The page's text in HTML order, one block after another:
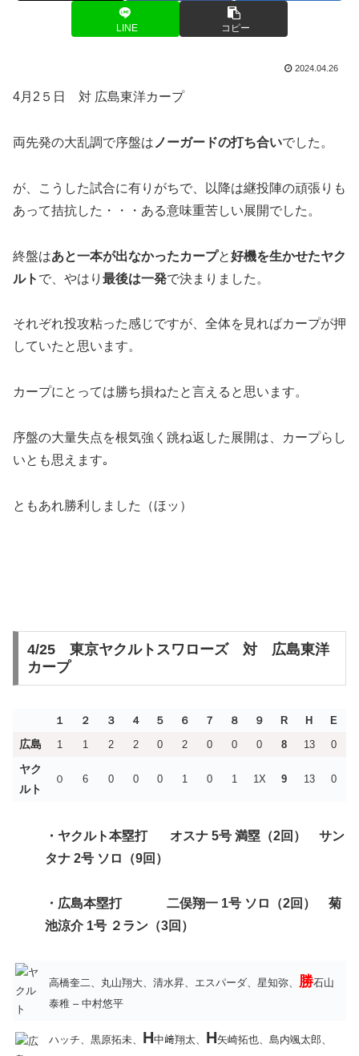
LINE コピー
2024.04.26
4月2５日 対 広島東洋カープ
両先発の大乱調で序盤は ノーガードの打ち合いでした。
が、こうした試合に有りがちで、以降は継投陣の頑張りも
あって拮抗した・・・ある意味重苦しい展開でした。
終盤はあと一本が出なかったカープと好機を生かせたヤク
ルト で、やはり 最後は一発で決まりました。
それぞれ投攻粘った感じですが、全体を見ればカープが押
していたと思います。
カープにとっては勝ち損ねたと言えると思います。
序盤の大量失点を根気強く跳ね返した展開は、カープらし
いとも思えます｡
ともあれ勝利しました（ほッ）
4/25 東京ヤクルトスワローズ 対 広島東洋
カープ
１ ２ ３ ４ ５ ６ ７ ８ ９ R H E
広島 1 1 2 2 0 2 0 0 0 8 13 0
ヤク
ルト
０ 6 0 0 0 1 0 1 1X 9 13 0
・ヤクルト本塁打 オスナ 5号 満塁（2回） サン
タナ 2号 ソロ（9回）
・広島本塁打 二俣翔一 1号 ソロ（2回） 菊
池涼介 1号 ２ラン（3回）
高橋奎二、丸山翔大、清水昇、エスパーダ、星知弥、 勝石山
泰稚 – 中村悠平
ハッチ、黒原拓未、 H中﨑翔太、 H矢崎拓也、島内颯太郎、